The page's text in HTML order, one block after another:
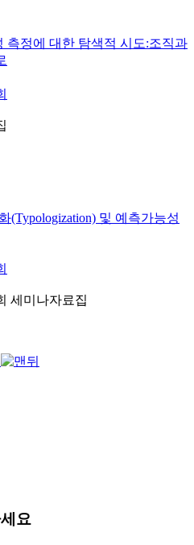
측정에 대한 탐색적 시도:조직과
(Typologization) 및 예측가능성
세미나자료집
요